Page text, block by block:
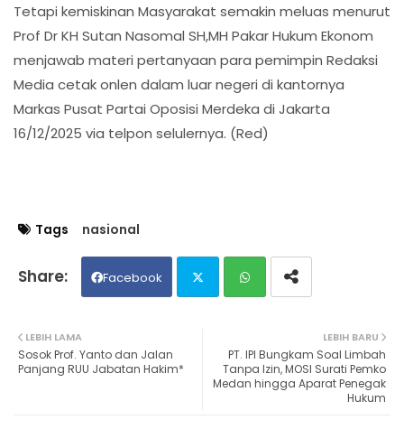
Tetapi kemiskinan Masyarakat semakin meluas menurut
Prof Dr KH Sutan Nasomal SH,MH Pakar Hukum Ekonom
menjawab materi pertanyaan para pemimpin Redaksi
Media cetak onlen dalam luar negeri di kantornya
Markas Pusat Partai Oposisi Merdeka di Jakarta
16/12/2025 via telpon selulernya. (Red)
Tags nasional
Facebook
ats
LEBIH BARU
PT. IPI Bungkam Soal Limbah
Tanpa Izin, MOSI Surati Pemko
Medan hingga Aparat Penegak
Hukum
LEBIH LAMA
Sosok Prof. Yanto dan Jalan
Panjang RUU Jabatan Hakim*